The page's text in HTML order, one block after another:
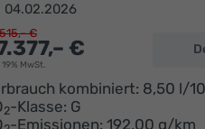
04.02.2026
€
MwSt.
€
kombiniert: 8,50 l/
2-Klasse: G
-Emissionen: 192,00 g/km